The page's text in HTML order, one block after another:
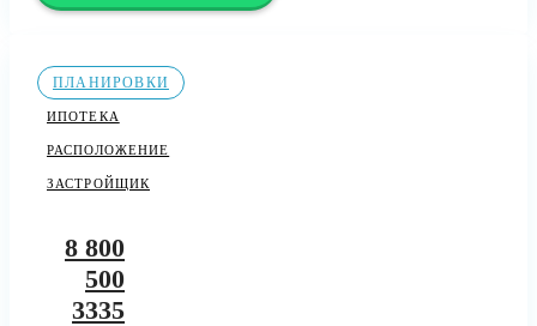
ПЛАНИРОВКИ
ИПОТЕКА
РАСПОЛОЖЕНИЕ
ЗАСТРОЙЩИК
8 800
500
3335